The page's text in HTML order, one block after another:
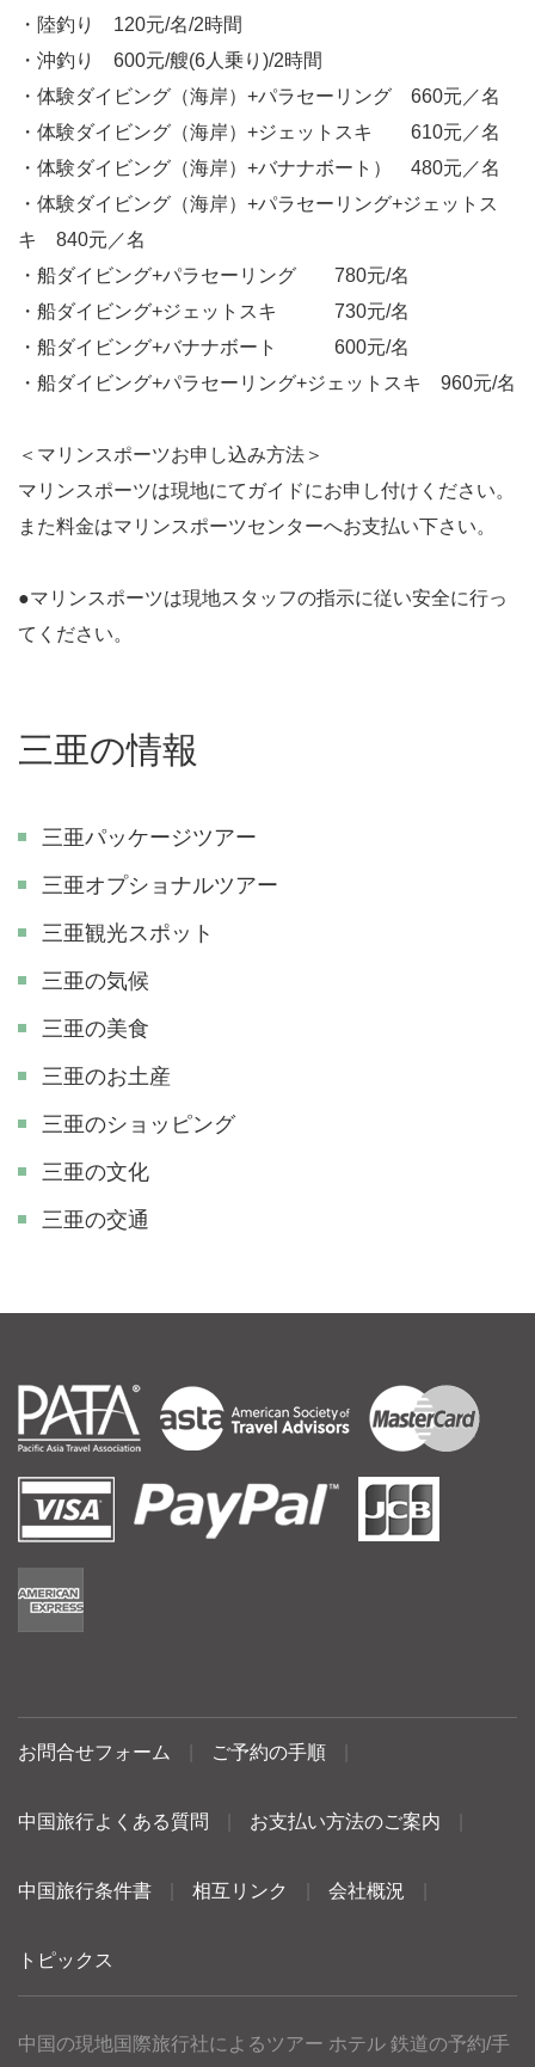
・陸釣り 120元/名/2時間
・沖釣り 600元/艘(6人乗り)/2時間
・体験ダイビング（海岸）+パラセーリング 660元／名
・体験ダイビング（海岸）+ジェットスキ 610元／名
・体験ダイビング（海岸）+バナナボート） 480元／名
・体験ダイビング（海岸）+パラセーリング+ジェットス
キ 840元／名
・船ダイビング+パラセーリング 780元/名
・船ダイビング+ジェットスキ 730元/名
・船ダイビング+バナナボート 600元/名
・船ダイビング+パラセーリング+ジェットスキ 960元/名
＜マリンスポーツお申し込み方法＞
マリンスポーツは現地にてガイドにお申し付けください。
また料金はマリンスポーツセンターへお支払い下さい。
●マリンスポーツは現地スタッフの指示に従い安全に行っ
てください。
三亜の情報
三亜パッケージツアー
三亜オプショナルツアー
三亜観光スポット
三亜の気候
三亜の美食
三亜のお土産
三亜のショッピング
三亜の文化
三亜の交通
お問合せフォーム ご予約の手順
中国旅行よくある質問 お支払い方法のご案内
中国旅行条件書 相互リンク 会社概況
トピックス
中国の現地国際旅行社によるツアー ホテル 鉄道の予約/手